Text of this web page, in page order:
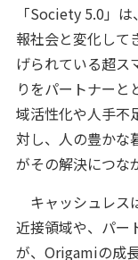
「Society 5.0」
報社会と変化して
げられている超ス
りをパートナーと
域活性化や人手不
対し、人の豊かな
がその解決につな
キャッシュレス
近接領域や、パー
が、Origamiの成